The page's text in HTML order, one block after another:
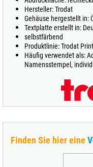
Hersteller: Trodat
Gehäuse hergestellt in:
Textplatte erstellt in:
selbstfärbend
Produktlinie: Trodat
Häufig verwendet als:
Namensstempel,
Finden Sie hier eine